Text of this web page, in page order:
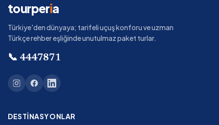
tourperia
Türkiye'den dünyaya; tarifeli uçuş konforu ve uzman
Türkçe rehber eşliğinde unutulmaz paket turlar.
📞 4447871
DESTINASYONLAR